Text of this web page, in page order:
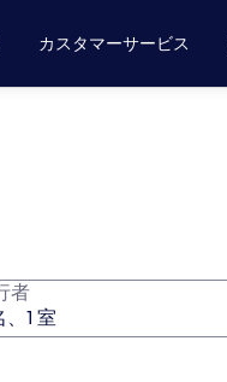
カスタマーサービス
者